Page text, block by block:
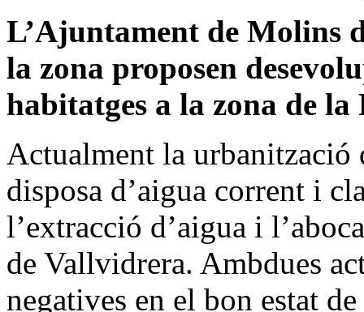
L’Ajuntament de Molins
la zona proposen
habitatges a la zona de
Actualment la urbanització
disposa d’aigua corrent i
l’extracció d’aigua i
de Vallvidrera. Ambdues
negatives en el bon estat